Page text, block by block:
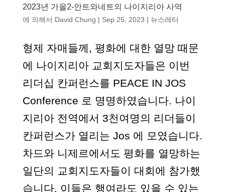
2023년 가을2-안트와네트의 나이지리아 사역
에 의해서 David Chung | Sep 25, 2023 | 뉴스레터
형제 자매들께, 평화에 대한 열망 때문
에 나이지리아 교회지도자들은 이번
리더십 칸퍼런스를 PEACE IN JOS
Conference 로 명명하였습니다. 나이
지리아 전역에서 3천여명의 리더들이
칸퍼런스가 열리는 Jos 에 모였습니다.
차드와 니제르에서도 평화를 열망하는
일단의 교회지도자들이 대회에 참가했
습니다. 이들은 행여라도 있을 수 있는